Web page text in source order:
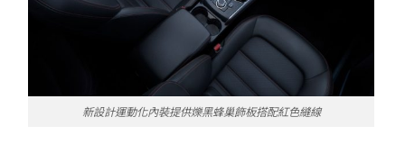
新設計運動化內裝提供爍黑蜂巢飾板搭配紅色縫線